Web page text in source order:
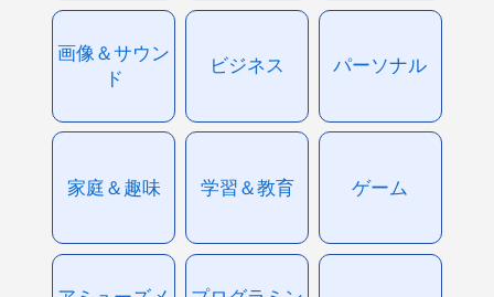
画像＆サウン
ド
ビジネス パーソナル
家庭＆趣味 学習＆教育 ゲーム